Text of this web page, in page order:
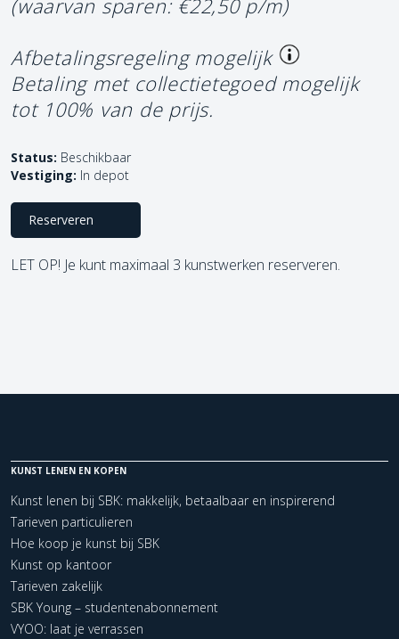
(waarvan sparen: €22,50 p/m)
Afbetalingsregeling mogelijk
Betaling met collectietegoed mogelijk
tot 100% van de prijs.
Status: Beschikbaar
Vestiging: In depot
Reserveren
LET OP! Je kunt maximaal 3 kunstwerken reserveren.
KUNST LENEN EN KOPEN
Kunst lenen bij SBK: makkelijk, betaalbaar en inspirerend
Tarieven particulieren
Hoe koop je kunst bij SBK
Kunst op kantoor
Tarieven zakelijk
SBK Young – studentenabonnement
VYOO: laat je verrassen